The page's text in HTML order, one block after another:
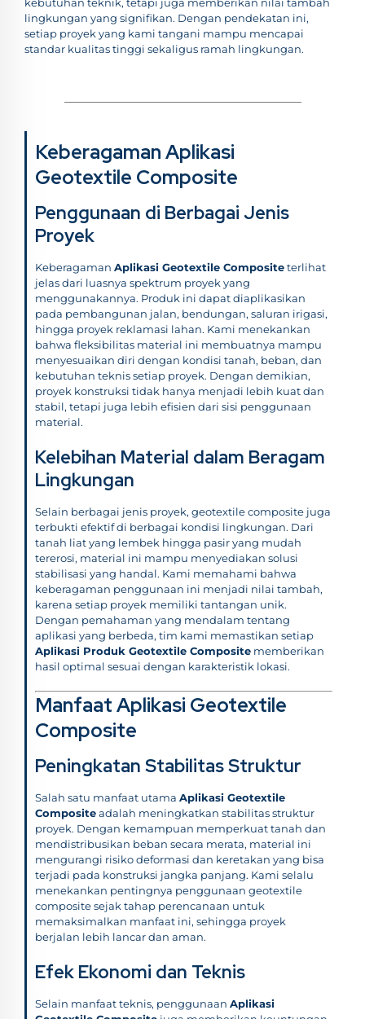
lingkungan yang signifikan. Dengan pendekatan ini,
setiap proyek yang kami tangani mampu mencapai
standar kualitas tinggi sekaligus ramah lingkungan.
Keberagaman Aplikasi
Geotextile Composite
Penggunaan di Berbagai Jenis
Proyek
Keberagaman Aplikasi Geotextile Compositeterlihat
jelas dari luasnya spektrum proyek yang
menggunakannya. Produk ini dapat diaplikasikan
pada pembangunan jalan, bendungan, saluran irigasi,
hingga proyek reklamasi lahan. Kami menekankan
bahwa fleksibilitas material ini membuatnya mampu
menyesuaikan diri dengan kondisi tanah, beban, dan
kebutuhan teknis setiap proyek. Dengan demikian,
proyek konstruksi tidak hanya menjadi lebih kuat dan
stabil, tetapi juga lebih efisien dari sisi penggunaan
material.
Kelebihan Material dalam Beragam
Lingkungan
Selain berbagai jenis proyek, geotextile composite juga
terbukti efektif di berbagai kondisi lingkungan. Dari
tanah liat yang lembek hingga pasir yang mudah
tererosi, material ini mampu menyediakan solusi
stabilisasi yang handal. Kami memahami bahwa
keberagaman penggunaan ini menjadi nilai tambah,
karena setiap proyek memiliki tantangan unik.
Dengan pemahaman yang mendalam tentang
aplikasi yang berbeda, tim kami memastikan setiap
Aplikasi Produk Geotextile Composite memberikan
hasil optimal sesuai dengan karakteristik lokasi.
Manfaat Aplikasi Geotextile
Composite
Peningkatan Stabilitas Struktur
Salah satu manfaat utama Aplikasi Geotextile
Compositeadalah meningkatkan stabilitas struktur
proyek. Dengan kemampuan memperkuat tanah dan
mendistribusikan beban secara merata, material ini
mengurangi risiko deformasi dan keretakan yang bisa
terjadi pada konstruksi jangka panjang. Kami selalu
menekankan pentingnya penggunaan geotextile
composite sejak tahap perencanaan untuk
memaksimalkan manfaat ini, sehingga proyek
berjalan lebih lancar dan aman.
Efek Ekonomi dan Teknis
Selain manfaat teknis, penggunaan Aplikasi